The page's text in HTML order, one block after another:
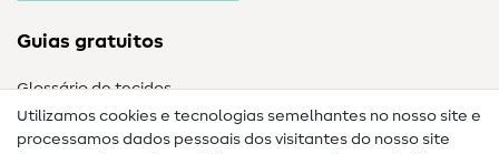
Guias gratuitos
Glossário de tecidos
Utilizamos cookies e tecnologias semelhantes no nosso site e
processamos dados pessoais dos visitantes do nosso site